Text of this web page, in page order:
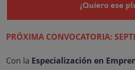
PRÓXIMA CONVOCATORIA:
Con la Especialización en
¡Quiero ese